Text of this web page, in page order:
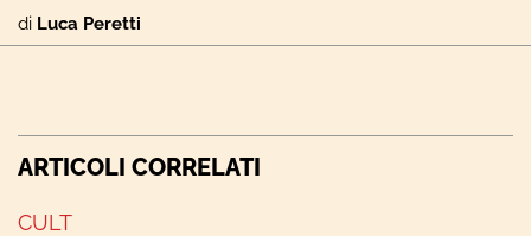
di Luca Peretti
ARTICOLI CORRELATI
CULT